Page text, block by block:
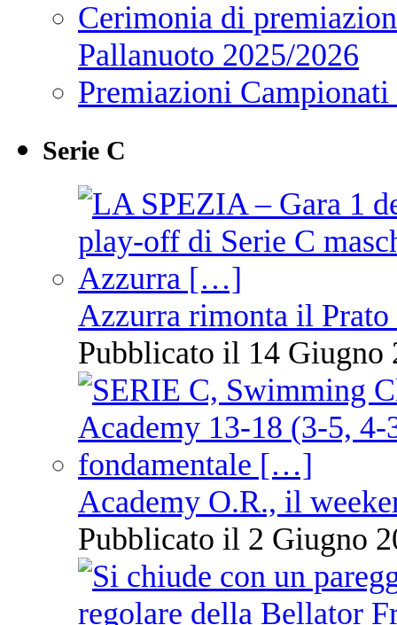
Cerimonia di
Pallanuoto 2025/2026
Premiazioni
Serie C
Azzurra rimonta il Prato
Pubblicato il 14 Giugno
Academy O.R., il
Pubblicato il 2 Giugno